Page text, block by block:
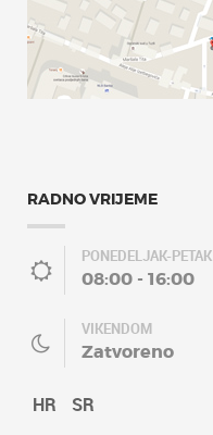
RADNO VRIJEME
PONEDELJAK-PETAK
08:00 - 16:00
VIKENDOM
Zatvoreno
HR SR